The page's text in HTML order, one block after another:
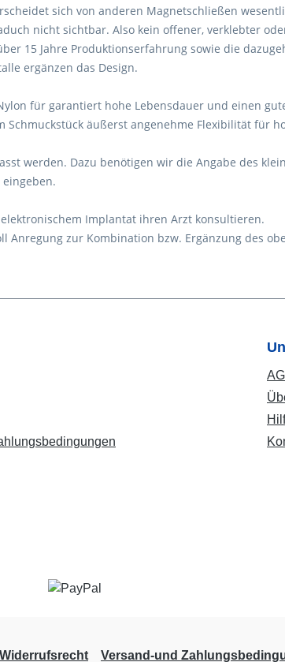
sich von anderen Magnetschließen
nicht sichtbar. Also kein offener, verklebter
15 Jahre Produktionserfahrung sowie die
ergänzen das Design.
für garantiert hohe Lebensdauer und einen
äußerst angenehme Flexibilität für
werden. Dazu benötigen wir die Angabe des
Implantat ihren Arzt konsultieren.
zur Kombination bzw. Ergänzung des
Widerrufsrecht Versand-und